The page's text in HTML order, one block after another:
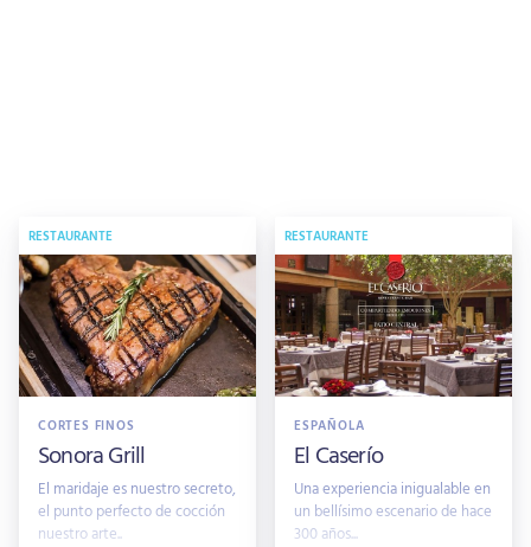
RESTAURANTE
CORTES FINOS
Sonora Grill
El maridaje es nuestro secreto,
el punto perfecto de cocción
nuestro arte..
RESTAURANTE
ESPAÑOLA
El Caserío
Una experiencia inigualable en
un bellísimo escenario de hace
300 años...